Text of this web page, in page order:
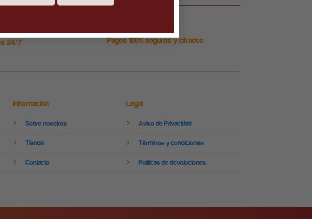
24/7 Pagos 100% seguros y cifrados
Información
Sobre nosotros
Tienda
Contacto
Legal
Aviso de Privacidad
Términos y condiciones
Políticas de devoluciones